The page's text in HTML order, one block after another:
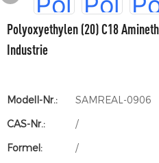
Polyoxyethylen (20) C18
Industrie
Modell-Nr.:
SAMREAL-0906
CAS-Nr.:
/
Formel:
/